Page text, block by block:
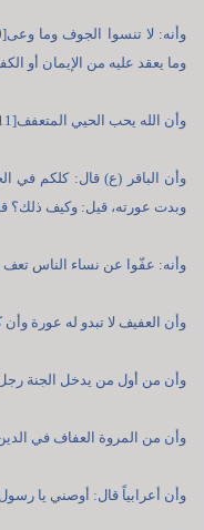
وما يعقد عليه من الإيمان أو
وأن الله يحب الحيي المتعفف[11].
وأن الباقر (ع) قال: كلكم في
وبدت عورته، قيل: وكيف ذلك؟
وأنه: عفّوا عن نساء الناس تعف
وأن العفيف لا تبدو له عورة وأن
وأن من أول من يدخل الجنة رجل
وأن من المروة العفاف في
وأن أعرابياً قال: أوصني يا